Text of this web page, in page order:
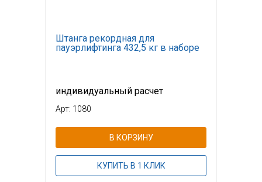
Штанга рекордная для
пауэрлифтинга 432,5 кг в наборе
индивидуальный расчет
Арт: 1080
В КОРЗИНУ
КУПИТЬ В 1 КЛИК